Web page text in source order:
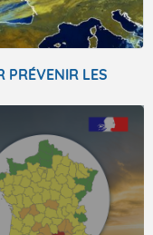
PRÉVENIR LES